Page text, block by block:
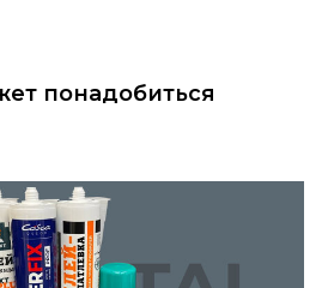
понадобиться